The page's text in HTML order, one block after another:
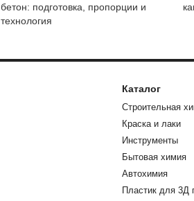
бетон: подготовка, пропорции и
технология
Каталог
Строительная
Краска и лаки
Инструменты
Бытовая химия
Автохимия
Пластик для 3Д